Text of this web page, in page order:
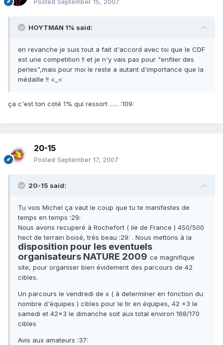
Posted September 15, 2007
HOYTMAN 1% said:
en revanche je suis tout a fait d'accord avec toi que le CDF
est une competition !! et je n'y vais pas pour "enfiler des
perles",mais pour moi le reste a autant d'importance que la
médaille !! <_<
ça c'est ton coté 1% qui ressort ...... :109:
20-15
Posted September 17, 2007
20-15 said:
Tu vois Michel ça vaut le coup que tu te manifestes de
temps en temps :29:
Nous avons recuperé à Rochefort ( ile de France ) 450/500
hect de terrain boisé, trés beau :29: . Nous mettons à la
disposition pour les eventuels
organisateurs NATURE 2009 ce magnifique
site, pour organiser bien évidement des parcours de 42
cibles.
Un parcours le vendredi de x ( à determiner en fonction du
nombre d'équipes ) cibles pour le tir en équipes, 42 x3 le
samedi et 42x3 le dimanche soit aux total environ 168/170
cibles
Avis aux amateurs :37: